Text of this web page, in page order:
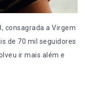
consagrada a Virgem
de 70 mil seguidores
ir mais além e